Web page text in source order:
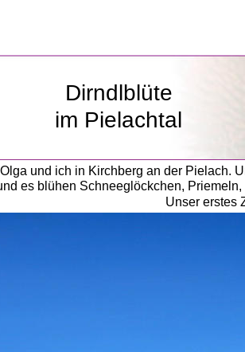
und ich in Kirchberg an der Pielach.
es blühen Schneeglöckchen,
Unser erstes
Dirndlblüte
im Pielachtal